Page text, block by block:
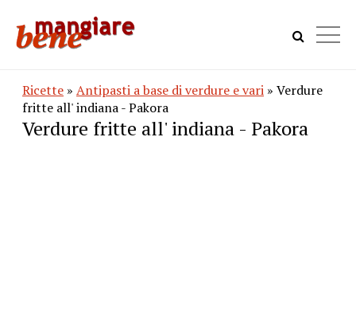
Ricette » Antipasti a base di verdure e vari » Verdure
fritte all' indiana - Pakora
Verdure fritte all' indiana - Pakora